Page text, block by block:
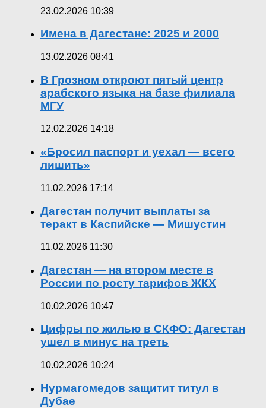
23.02.2026 10:39
Имена в Дагестане: 2025 и 2000
13.02.2026 08:41
В Грозном откроют пятый центр
арабского языка на базе филиала
МГУ
12.02.2026 14:18
«Бросил паспорт и уехал — всего
лишить»
11.02.2026 17:14
Дагестан получит выплаты за
теракт в Каспийске — Мишустин
11.02.2026 11:30
Дагестан — на втором месте в
России по росту тарифов ЖКХ
10.02.2026 10:47
Цифры по жилью в СКФО: Дагестан
ушел в минус на треть
10.02.2026 10:24
Нурмагомедов защитит титул в
Дубае